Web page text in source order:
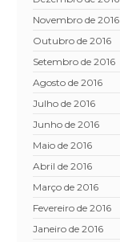
novembro de 2016
outubro de 2016
setembro de 2016
agosto de 2016
julho de 2016
junho de 2016
maio de 2016
abril de 2016
março de 2016
fevereiro de 2016
janeiro de 2016